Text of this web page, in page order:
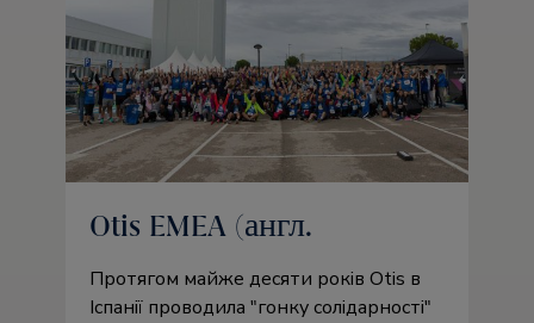
Otis EMEA (англ.
Протягом майже десяти років Otis в
Іспанії проводила гонку солідарності